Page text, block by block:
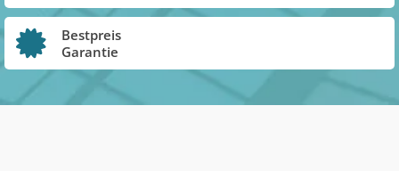
Bestpreis
Garantie